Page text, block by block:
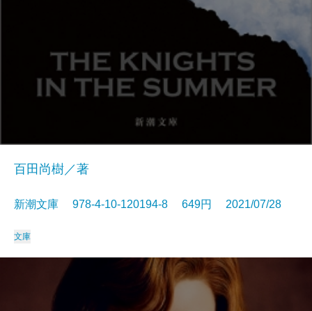
百田尚樹／著
新潮文庫 978-4-10-120194-8 649円 2021/07/28
文庫